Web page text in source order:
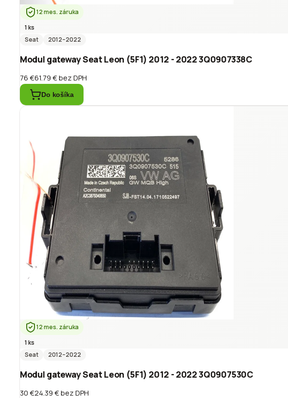
12 mes. záruka
1 ks
Seat
2012–2022
Modul gateway Seat Leon (5F1) 2012 - 2022 3Q0907338C
76 €61.79 €bez DPH
Do košíka
12 mes. záruka
1 ks
Seat
2012–2022
Modul gateway Seat Leon (5F1) 2012 - 2022 3Q0907530C
30 €24.39 €bez DPH